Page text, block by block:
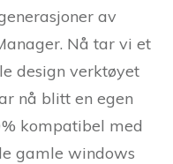
av
Nå tar vi et
design verktøyet
nå blitt en egen
kompatibel med
gamle windows